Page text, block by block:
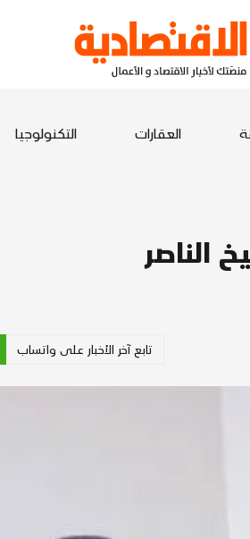
العقارات التكنولوجيا
الناصر
تابع آخر الأخبار على واتساب